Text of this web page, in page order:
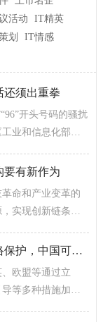
活动
IT精英
划
IT情感
还须出重拳
开头号码的骚扰
业和信息化部关
治力...
要有新作为
命和产业变革的
实现创新链条的
国可以从西方学什么？
欧盟等通过立
等多种措施加强